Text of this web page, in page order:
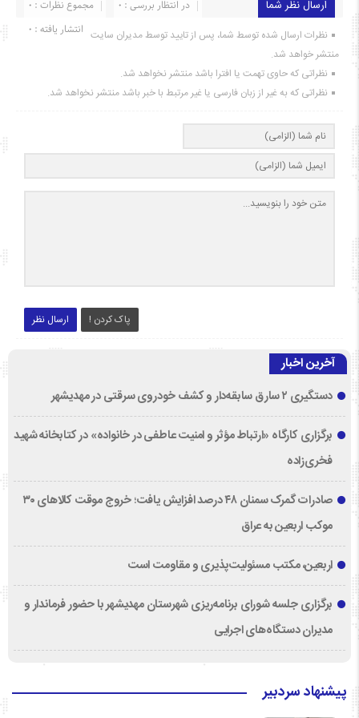
ارسال نظر شما مجموع نظرات : 0
در انتظار بررسی : 0
انتشار یافته : ۰ نظرات ارسال شده توسط شما، پس از تایید توسط مدیران سایت
منتشر خواهد شد.
نظراتی که حاوی تهمت یا افترا باشد منتشر نخواهد شد.
نظراتی که به غیر از زبان فارسی یا غیر مرتبط با خبر باشد منتشر نخواهد شد.
ارسال نظر پاک کردن !
آخرین اخبار
دستگیری ۲ سارق سابقه‌دار و کشف خودروی سرقتی در مهدیشهر
برگزاری کارگاه «ارتباط مؤثر و امنیت عاطفی در خانواده» در کتابخانه شهید
فخری‌زاده
صادرات گمرک سمنان ۴۸ درصد افزایش یافت؛ خروج موقت کالاهای ۳۰
موکب اربعین به عراق
اربعین، مکتب مسئولیت‌پذیری و مقاومت است
برگزاری جلسه شورای برنامه‌ریزی شهرستان مهدیشهر با حضور فرماندار و
مدیران دستگاه‌های اجرایی
پیشنهاد سردبیر